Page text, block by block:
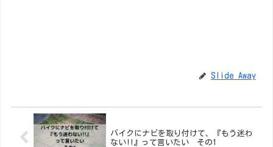
Slide Away
バイクにナビを取り付けて、『もう迷わ
ない!!』って言いたい その1